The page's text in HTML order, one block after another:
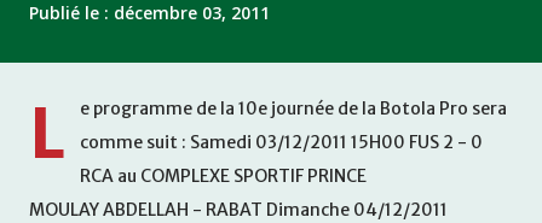
Publié le : décembre 03, 2011
L
e programme de la 10e journée de la Botola Pro sera
comme suit : Samedi 03/12/2011 15H00 FUS 2 - 0
RCA au COMPLEXE SPORTIF PRINCE
MOULAY ABDELLAH - RABAT Dimanche 04/12/2011